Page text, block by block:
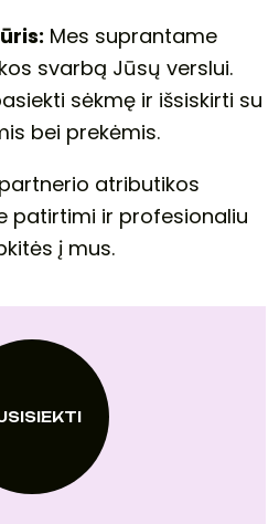
Mes suprantame
svarbą Jūsų verslui.
sėkmę ir išsiskirti su
bei prekėmis.
atributikos
patirtimi ir profesionaliu
į mus.